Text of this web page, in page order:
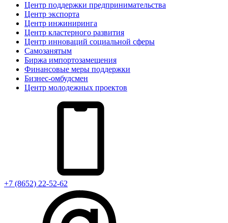
Центр поддержки предпринимательства
Центр экспорта
Центр инжиниринга
Центр кластерного развития
Центр инноваций социальной сферы
Cамозанятым
Биржа импортозамещения
Финансовые меры поддержки
Бизнес-омбудсмен
Центр молодежных проектов
+7 (8652) 22-52-62